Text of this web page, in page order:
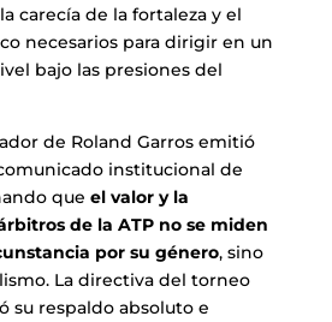
carecía de la fortaleza y el
necesarios para dirigir en un
bajo las presiones del
de Roland Garros emitió
institucional de
que el valor y la
de la ATP no se miden
por su género, sino
La directiva del torneo
su respaldo absoluto e